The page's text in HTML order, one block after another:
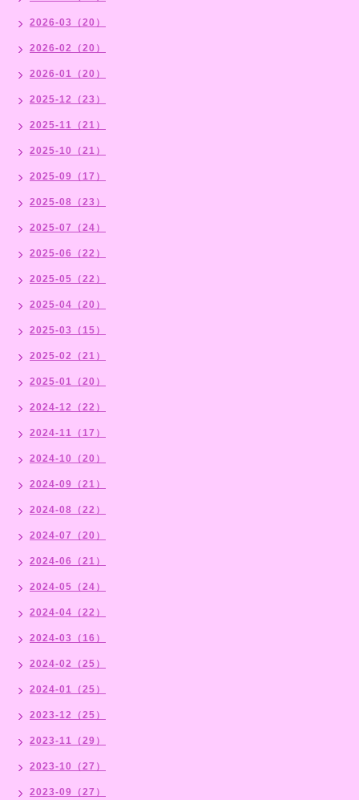
2026-03（20）
2026-02（20）
2026-01（20）
2025-12（23）
2025-11（21）
2025-10（21）
2025-09（17）
2025-08（23）
2025-07（24）
2025-06（22）
2025-05（22）
2025-04（20）
2025-03（15）
2025-02（21）
2025-01（20）
2024-12（22）
2024-11（17）
2024-10（20）
2024-09（21）
2024-08（22）
2024-07（20）
2024-06（21）
2024-05（24）
2024-04（22）
2024-03（16）
2024-02（25）
2024-01（25）
2023-12（25）
2023-11（29）
2023-10（27）
2023-09（27）